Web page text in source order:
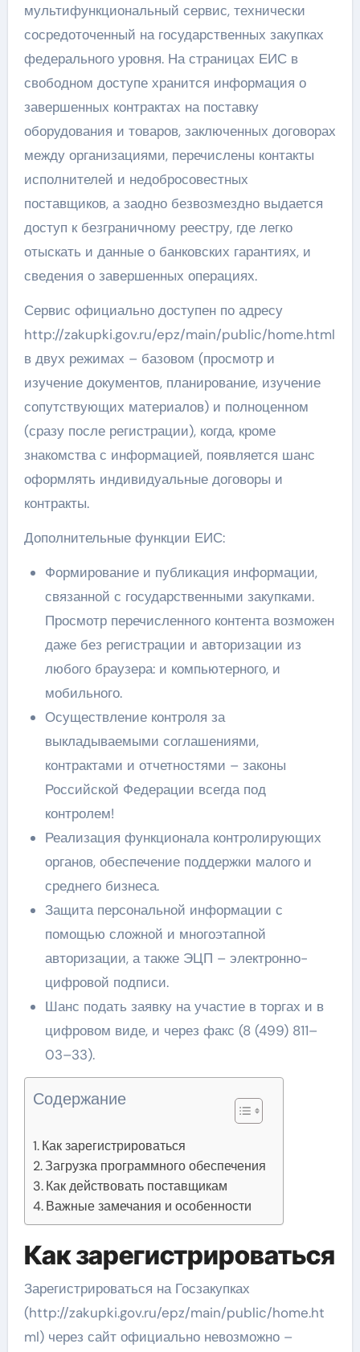
мультифункциональный сервис, технически
сосредоточенный на государственных закупках
федерального уровня. На страницах ЕИС в
свободном доступе хранится информация о
завершенных контрактах на поставку
оборудования и товаров, заключенных договорах
между организациями, перечислены контакты
исполнителей и недобросовестных
поставщиков, а заодно безвозмездно выдается
доступ к безграничному реестру, где легко
отыскать и данные о банковских гарантиях, и
сведения о завершенных операциях.
Сервис официально доступен по адресу
http://zakupki.gov.ru/epz/main/public/home.html
в двух режимах – базовом (просмотр и
изучение документов, планирование, изучение
сопутствующих материалов) и полноценном
(сразу после регистрации), когда, кроме
знакомства с информацией, появляется шанс
оформлять индивидуальные договоры и
контракты.
Дополнительные функции ЕИС:
Формирование и публикация информации,
связанной с государственными закупками.
Просмотр перечисленного контента возможен
даже без регистрации и авторизации из
любого браузера: и компьютерного, и
мобильного.
Осуществление контроля за
выкладываемыми соглашениями,
контрактами и отчетностями – законы
Российской Федерации всегда под
контролем!
Реализация функционала контролирующих
органов, обеспечение поддержки малого и
среднего бизнеса.
Защита персональной информации с
помощью сложной и многоэтапной
авторизации, а также ЭЦП – электронно-
цифровой подписи.
Шанс подать заявку на участие в торгах и в
цифровом виде, и через факс (8 (499) 811–
03–33).
Содержание
Как зарегистрироваться
Загрузка программного обеспечения
Как действовать поставщикам
Важные замечания и особенности
Как зарегистрироваться
Зарегистрироваться на Госзакупках
(http://zakupki.gov.ru/epz/main/public/home.ht
ml) через сайт официально невозможно –